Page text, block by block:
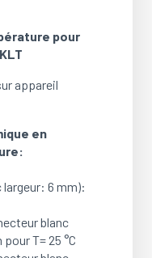
pour
appareil
en
6 mm):
blanc
T= 25 °C